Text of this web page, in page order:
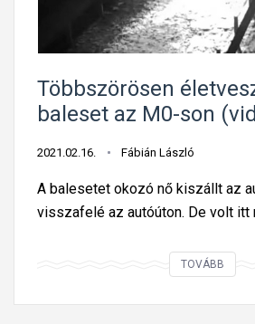
s
a
u
ó
ú
n
t
t
v
d
a
a
Többszörösen
baleset az M0-son
2021.02.16. Fábián László
A balesetet okozó nő kiszállt az
visszafelé az autóúton. De volt itt
TOVÁBB